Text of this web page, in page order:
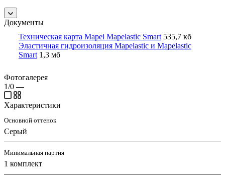
Документы
Техническая карта Mapei Mapelastic Smart 535,7 кб
Эластичная гидроизоляция Mapelastic и Mapelastic
Smart 1,3 мб
Фотогалерея
1/0 —
Характеристики
Основной оттенок
Серый
Минимальная партия
1 комплект